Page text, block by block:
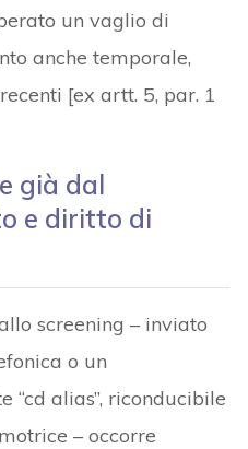
un vaglio di
anche temporale,
[ex artt. 5, par. 1
già dal
e diritto di
screening – inviato
o un
“cd alias”, riconducibile
– occorre